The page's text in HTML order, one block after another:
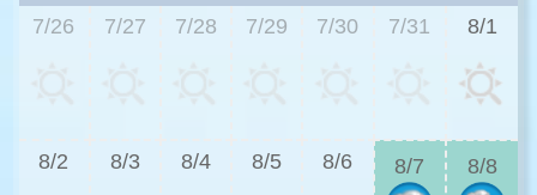
7/26
7/27 7/28 7/29 7/30 7/31 8/1
8/2 8/3 8/4 8/5 8/6 8/7 8/8